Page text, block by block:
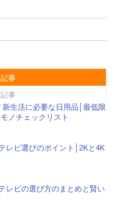
事
事
新生活に必要な日用品│最低限
ノチェックリスト
レビ選びのポイント│2Kと4K
レビの選び方のまとめと賢い